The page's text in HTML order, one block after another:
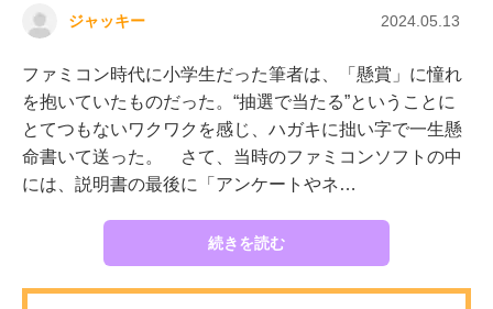
ジャッキー 2024.05.13
ファミコン時代に小学生だった筆者は、「懸賞」に憧れ
を抱いていたものだった。“抽選で当たる”ということに
とてつもないワクワクを感じ、ハガキに拙い字で一生懸
命書いて送った。 さて、当時のファミコンソフトの中
には、説明書の最後に「アンケートやネ…
続きを読む